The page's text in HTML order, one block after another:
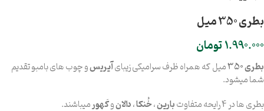
بطری 350 میل
1.990.000تومان
بطری350میل که همراه ظرف سرامیکی زیبایآیریسو چوب های بامبو تقدیم
شما میشود.
بطری ها در 4 رایحه متفاوت
بارین،خُنکا،دالانوکَهورمیباشند.